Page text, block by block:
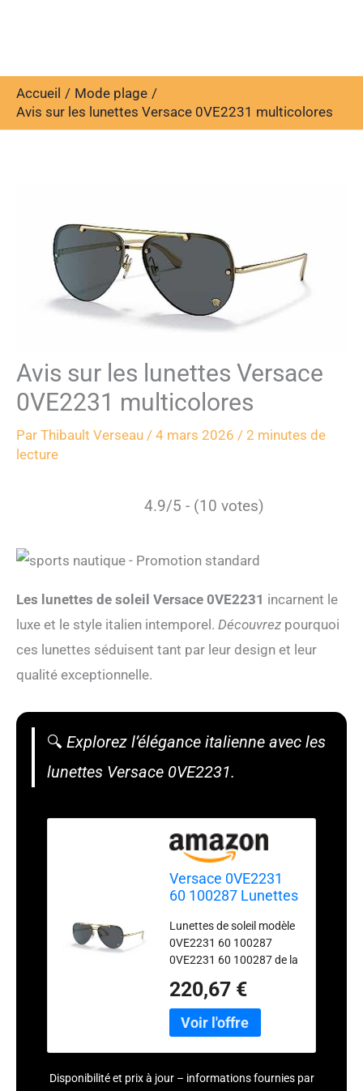
Accueil
Mode plage
Avis sur les lunettes Versace 0VE2231 multicolores
Avis sur les lunettes Versace
0VE2231 multicolores
Par Thibault Verseau / 4 mars 2026 / 2 minutes de
lecture
4.9/5 - (10 votes)
Les lunettes de soleil Versace 0VE2231 incarnent le
luxe et le style italien intemporel. Découvrez pourquoi
ces lunettes séduisent tant par leur design et leur
qualité exceptionnelle.
🔍 Explorez l’élégance italienne avec les
lunettes Versace 0VE2231.
Versace 0VE2231
60 100287 Lunettes
Adulte Multicolore
Taille unique
Lunettes de soleil modèle
0VE2231 60 100287
0VE2231 60 100287 de la
Les produits de cette
marque sont fabriqués
avec les meilleurs
220,67 €
Disponibilité et prix à jour – informations fournies par